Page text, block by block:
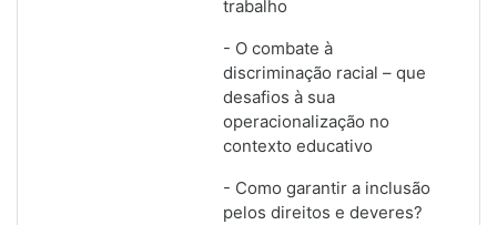
trabalho
- O combate à
discriminação racial – que
desafios à sua
operacionalização no
contexto educativo
- Como garantir a inclusão
pelos direitos e deveres?